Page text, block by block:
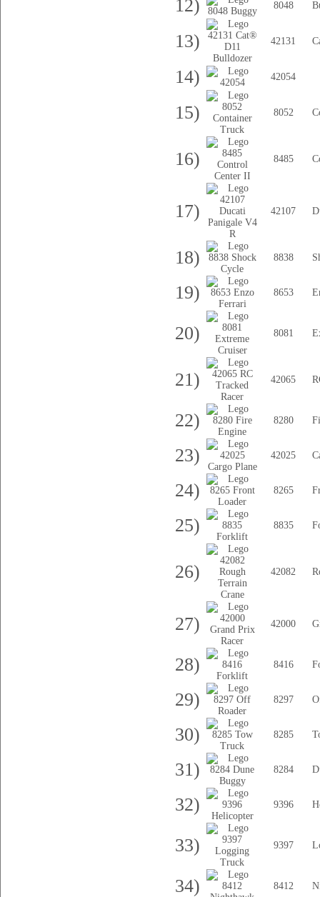
12) 8048
13) 42131
14) 42054
15) 8052
16) 8485
17) 42107
18) 8838
19) 8653
20) 8081
21) 42065
22) 8280
23) 42025
24) 8265
25) 8835
26) 42082
27) 42000
28) 8416
29) 8297
30) 8285
31) 8284
32) 9396
33) 9397
34) 8412